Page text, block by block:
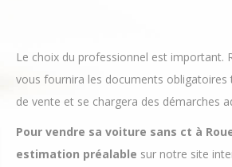
Le choix du professionnel est important.
vous fournira les documents obligatoires
de vente et se chargera des démarches
Pour vendre sa voiture sans ct à
estimation préalable sur notre site